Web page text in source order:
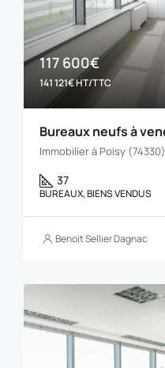
117 600€
141 121€ HT/TTC
Immobilier à Poisy (74330)
37
BUREAUX, BIENS VENDUS
Benoit Sellier Dagnac